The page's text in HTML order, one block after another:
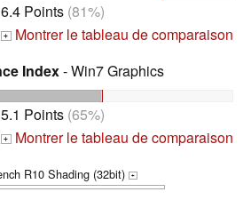
6.4 Points(81%)
+ Montrer le tableau de comparaison
Index- Win7 Graphics
5.1 Points(65%)
+ Montrer le tableau de comparaison
R10 Shading (32bit) +